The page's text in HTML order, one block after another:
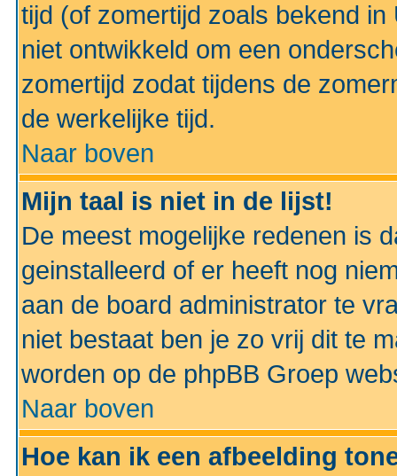
tijd (of zomertijd zoals bekend
niet ontwikkeld om een
zomertijd zodat tijdens de
de werkelijke tijd.
Naar boven
Mijn taal is niet in de lijst!
De meest mogelijke redenen is
geinstalleerd of er heeft nog
aan de board administrator te
niet bestaat ben je zo vrij dit te
worden op de phpBB Groep
Naar boven
Hoe kan ik een afbeelding